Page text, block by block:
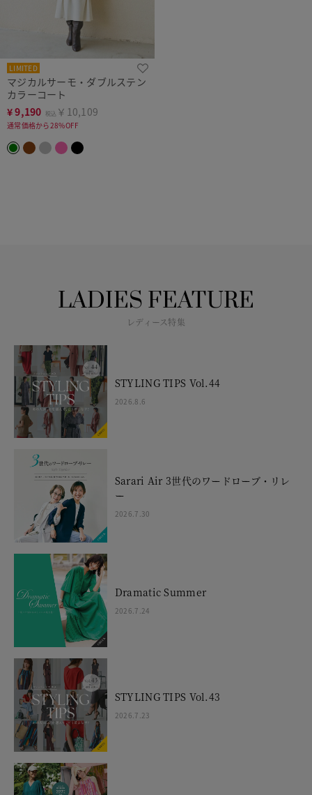
LIMITED
マジカルサーモ・ダブルステン
カラーコート
¥9,190 税込 ￥10,109
通常価格から28%OFF
LADIES FEATURE
レディース特集
STYLING TIPS Vol.44
2026.8.6
Sarari Air 3世代のワードローブ・リレ
ー
2026.7.30
Dramatic Summer
2026.7.24
STYLING TIPS Vol.43
2026.7.23